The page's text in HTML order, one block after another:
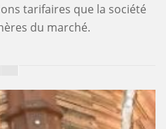
tarifaires que la société
du marché.